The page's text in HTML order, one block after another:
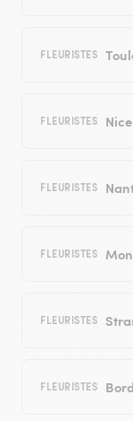
FLEURISTES
FLEURISTES Nice
FLEURISTES
FLEURISTES
FLEURISTES
FLEURISTES